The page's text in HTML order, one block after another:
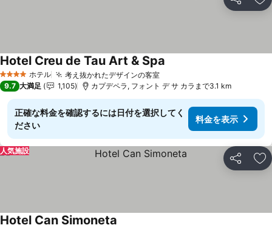
シェア お
4 ホテルのランク
ホテル 考え抜かれたデザインの客室料金を表示
Hotel Creu de Tau Art & Spa
9.7 大満足 1,105 カプデペラ, フォント デ サ カラまで3.1 km
正確な料金を確認するには日付を選択してく
ださい
料金を表示
シェア お
人気施設
Hotel Can Simoneta